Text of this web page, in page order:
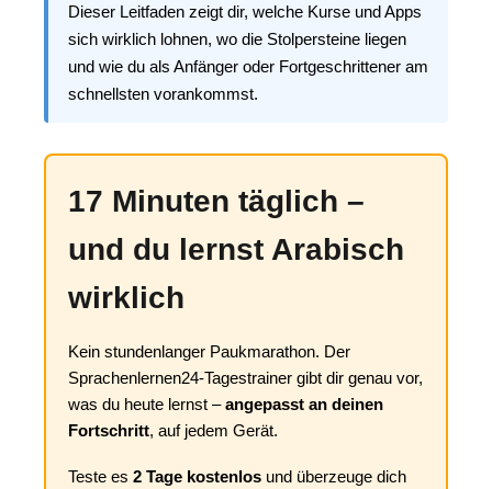
Dieser Leitfaden zeigt dir, welche Kurse und Apps
sich wirklich lohnen, wo die Stolpersteine liegen
und wie du als Anfänger oder Fortgeschrittener am
schnellsten vorankommst.
17 Minuten täglich –
und du lernst Arabisch
wirklich
Kein stundenlanger Paukmarathon. Der
Sprachenlernen24-Tagestrainer gibt dir genau vor,
was du heute lernst –angepasst an deinen
Fortschritt, auf jedem Gerät.
Teste es 2 Tage kostenlos und überzeuge dich